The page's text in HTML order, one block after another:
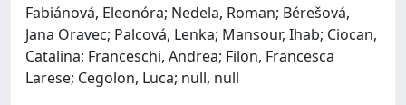
Fabiánová, Eleonóra; Nedela, Roman; Bérešová,
Jana Oravec; Palcová, Lenka; Mansour, Ihab; Ciocan,
Catalina; Franceschi, Andrea; Filon, Francesca
Larese; Cegolon, Luca; null, null